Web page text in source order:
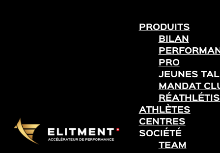
PRODUITS
BILAN
PRO
JEUNES
MANDAT
ATHLÈTES
CENTRES
SOCIÉTÉ
TEAM